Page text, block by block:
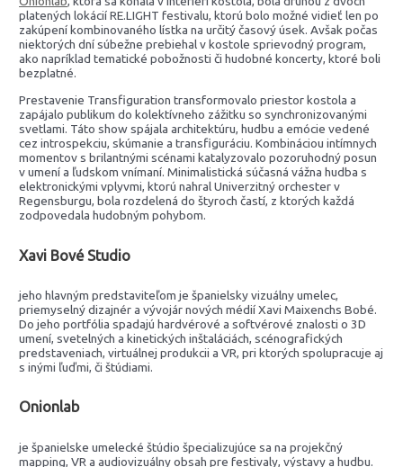
platených lokácií RE.LIGHT festivalu, ktorú bolo možné vidieť len po
zakúpení kombinovaného lístka na určitý časový úsek. Avšak počas
niektorých dní súbežne prebiehal v kostole sprievodný program,
ako napríklad tematické pobožnosti či hudobné koncerty, ktoré boli
bezplatné.
Prestavenie Transfiguration transformovalo priestor kostola a
zapájalo publikum do kolektívneho zážitku so synchronizovanými
svetlami. Táto show spájala architektúru, hudbu a emócie vedené
cez introspekciu, skúmanie a transfiguráciu. Kombináciou intímnych
momentov s brilantnými scénami katalyzovalo pozoruhodný posun
v umení a ľudskom vnímaní. Minimalistická súčasná vážna hudba s
elektronickými vplyvmi, ktorú nahral Univerzitný orchester v
Regensburgu, bola rozdelená do štyroch častí, z ktorých každá
zodpovedala hudobným pohybom.
Xavi Bové Studio
jeho hlavným predstaviteľom je španielsky vizuálny umelec,
priemyselný dizajnér a vývojár nových médií Xavi Maixenchs Bobé.
Do jeho portfólia spadajú hardvérové a softvérové znalosti o 3D
umení, svetelných a kinetických inštaláciách, scénografických
predstaveniach, virtuálnej produkcii a VR, pri ktorých spolupracuje aj
s inými ľuďmi, či štúdiami.
Onionlab
je španielske umelecké štúdio špecializujúce sa na projekčný
mapping, VR a audiovizuálny obsah pre festivaly, výstavy a hudbu.